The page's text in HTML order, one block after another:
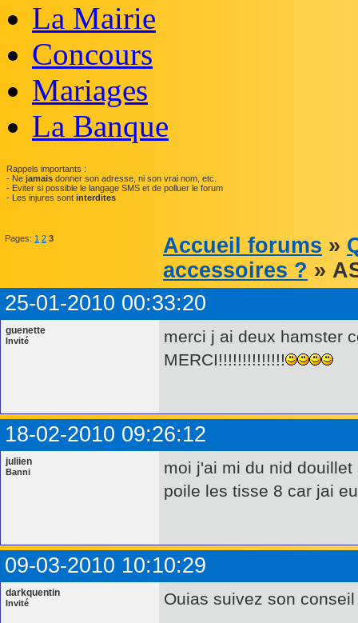
La Mairie
Concours
Mariages
La Banque
Rappels importants :
- Ne jamais donner son adresse, ni son vrai nom, etc.
- Eviter si possible le langage SMS et de polluer le forum
- Les injures sont interdites
Pages: 1 2 3 Accueil forums »
accessoires ? »
25-01-2010 00:33:20
guenette
Invité
merci j ai deux hamster
MERCI!!!!!!!!!!!!!!
18-02-2010 09:26:12
juliien
Banni
moi j'ai mi du nid
poile les tisse 8 car jai
09-03-2010 10:10:29
darkquentin
Invité Ouias suivez son